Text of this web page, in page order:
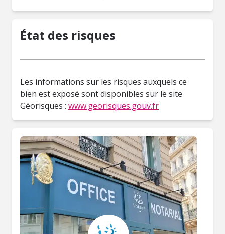
État des risques
Les informations sur les risques auxquels ce
bien est exposé sont disponibles sur le site
Géorisques : www.georisques.gouv.fr